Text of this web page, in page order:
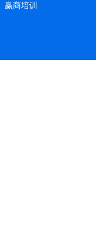
赢商培训